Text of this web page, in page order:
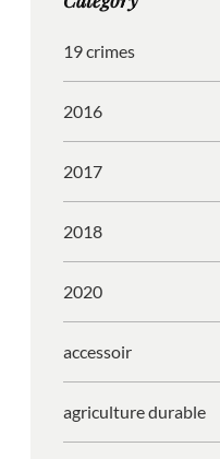
r
m
o
19 crimes
2016
2017
2018
2020
accessoir
agriculture durable